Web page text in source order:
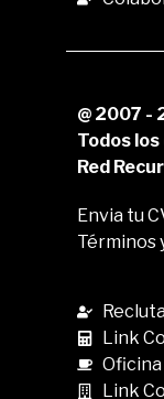
@ 2007 -
Todos
Red
Envia tu
Términos
Link
Link